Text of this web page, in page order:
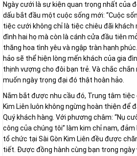
Ngày cưới là sự kiện quan trọng nhất của
dấu bắt đầu một cuộc sống mới: “Cuộc
tiệc cưới không chỉ là tiệc chiêu đãi khách
đình hai họ mà còn là cánh cửa đầu tiên
thăng hoa tình yêu và ngập tràn hạnh
hảo sẽ thể hiện lòng mến khách của gia
thịnh vượng cho đôi bạn trẻ. Và chắc chắn
muốn ngày trọng đại đó thật hoàn hảo.
Nắm bắt được nhu cầu đó, Trung tâm tiệc
Kim Liên luôn không ngừng hoàn thiện để
Quý khách hàng. Với phương châm: “Nụ
công của chúng tôi” làm kim chỉ nam,
tổ chức tại Sài Gòn Kim Liên đều được
tiết. Được đồng hành cùng bạn trong